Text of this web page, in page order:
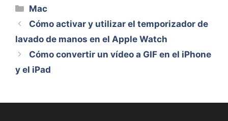
Categorías
Mac
Cómo activar y utilizar el temporizador de
lavado de manos en el Apple Watch
Cómo convertir un vídeo a GIF en el iPhone
y el iPad